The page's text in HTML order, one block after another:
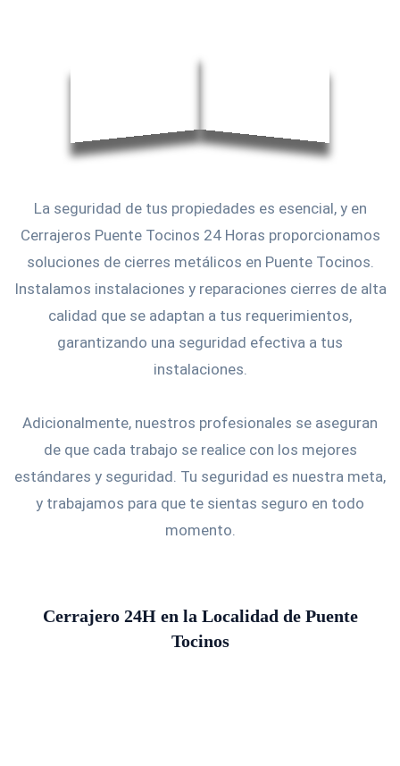
La seguridad de tus propiedades es esencial, y en
Cerrajeros Puente Tocinos 24 Horas proporcionamos
soluciones de cierres metálicos en Puente Tocinos.
Instalamos instalaciones y reparaciones cierres de alta
calidad que se adaptan a tus requerimientos,
garantizando una seguridad efectiva a tus
instalaciones.
Adicionalmente, nuestros profesionales se aseguran
de que cada trabajo se realice con los mejores
estándares y seguridad. Tu seguridad es nuestra meta,
y trabajamos para que te sientas seguro en todo
momento.
Cerrajero 24H en la Localidad de Puente
Tocinos